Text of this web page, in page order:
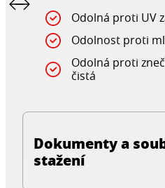
Odolná proti UV
Odolnost proti
Odolná proti
čistá
Dokumenty a
stažení